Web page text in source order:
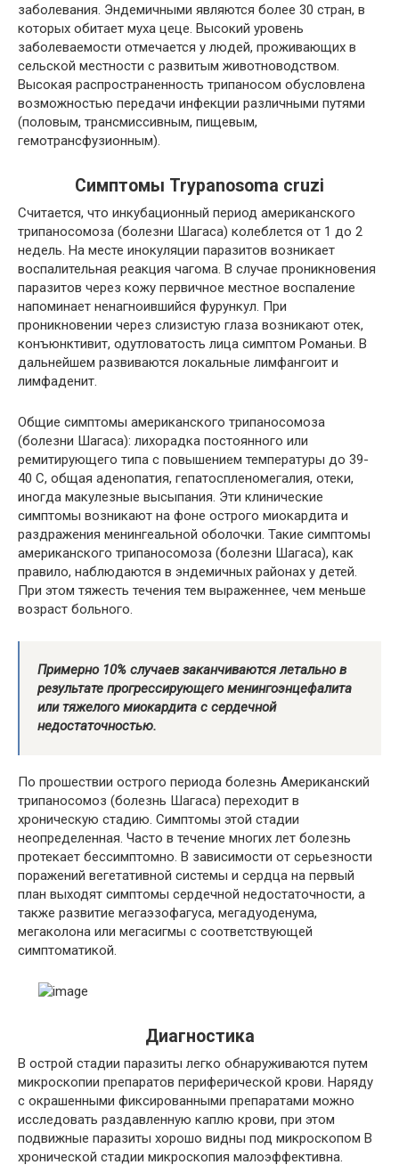
заболевания. Эндемичными являются более 30 стран, в
которых обитает муха цеце. Высокий уровень
заболеваемости отмечается у людей, проживающих в
сельской местности с развитым животноводством.
Высокая распространенность трипаносом обусловлена
возможностью передачи инфекции различными путями
(половым, трансмиссивным, пищевым,
гемотрансфузионным).
Симптомы Trypanosoma cruzi
Считается, что инкубационный период американского
трипаносомоза (болезни Шагаса) колеблется от 1 до 2
недель. На месте инокуляции паразитов возникает
воспалительная реакция чагома. В случае проникновения
паразитов через кожу первичное местное воспаление
напоминает ненагноившийся фурункул. При
проникновении через слизистую глаза возникают отек,
конъюнктивит, одутловатость лица симптом Романьи. В
дальнейшем развиваются локальные лимфангоит и
лимфаденит.
Общие симптомы американского трипаносомоза
(болезни Шагаса): лихорадка постоянного или
ремитирующего типа с повышением температуры до 39-
40 С, общая аденопатия, гепатоспленомегалия, отеки,
иногда макулезные высыпания. Эти клинические
симптомы возникают на фоне острого миокардита и
раздражения менингеальной оболочки. Такие симптомы
американского трипаносомоза (болезни Шагаса), как
правило, наблюдаются в эндемичных районах у детей.
При этом тяжесть течения тем выраженнее, чем меньше
возраст больного.
Примерно 10% случаев заканчиваются летально в
результате прогрессирующего менингоэнцефалита
или тяжелого миокардита с сердечной
недостаточностью.
По прошествии острого периода болезнь Американский
трипаносомоз (болезнь Шагаса) переходит в
хроническую стадию. Симптомы этой стадии
неопределенная. Часто в течение многих лет болезнь
протекает бессимптомно. В зависимости от серьезности
поражений вегетативной системы и сердца на первый
план выходят симптомы сердечной недостаточности, а
также развитие мегаэзофагуса, мегадуоденума,
мегаколона или мегасигмы с соответствующей
симптоматикой.
Диагностика
В острой стадии паразиты легко обнаруживаются путем
микроскопии препаратов периферической крови. Наряду
с окрашенными фиксированными препаратами можно
исследовать раздавленную каплю крови, при этом
подвижные паразиты хорошо видны под микроскопом В
хронической стадии микроскопия малоэффективна.